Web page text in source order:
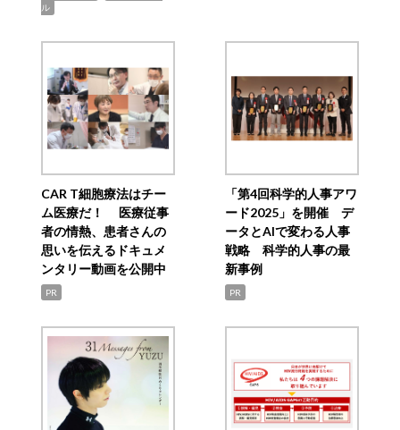
ル
CAR T細胞療法はチー
ム医療だ！ 医療従事
者の情熱、患者さんの
思いを伝えるドキュメ
ンタリー動画を公開中
PR
「第4回科学的人事アワ
ード2025」を開催 デ
ータとAIで変わる人事
戦略 科学的人事の最
新事例
PR